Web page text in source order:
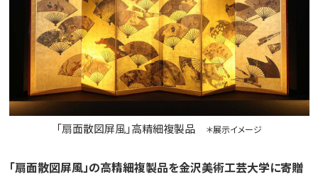
「扇面散図屏風」高精細複製品 ＊展示イメージ
「扇面散図屏風」の高精細複製品を金沢美術工芸大学に寄贈